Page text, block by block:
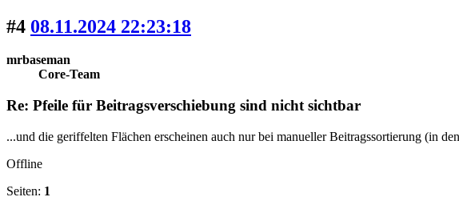
#4 08.11.2024 22:23:18
mrbaseman
Core-Team
Re: Pfeile für Beitragsverschiebung sind nicht sichtbar
...und die geriffelten Flächen erscheinen auch nur bei manueller Beitragssortierung (in
Offline
Seiten: 1